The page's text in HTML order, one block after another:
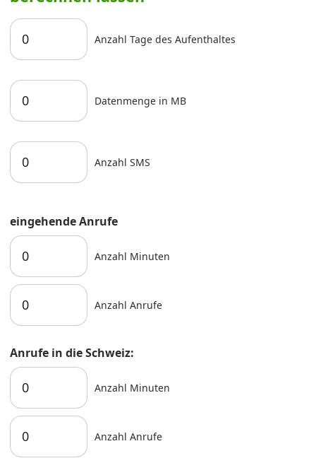
Anzahl Tage des Aufenthaltes
Datenmenge in MB
Anzahl SMS
eingehende Anrufe
Anzahl Minuten
Anzahl Anrufe
Anrufe in die Schweiz:
Anzahl Minuten
Anzahl Anrufe